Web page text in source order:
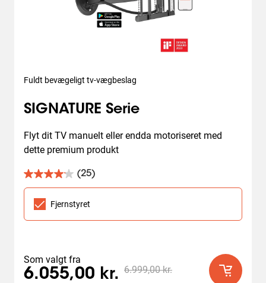
Fuldt bevægeligt tv-vægbeslag
SIGNATURE Serie
Flyt dit TV manuelt eller endda motoriseret med
dette premium produkt
(25)
4.1
ud
stjerner.
Fjernstyret
Som valgt fra
6.055,00 kr. 6.999,00 kr.